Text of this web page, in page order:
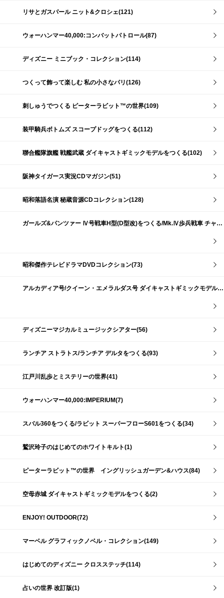
リサとガスパール ニット&クロシェ(121)
ウォーハンマー40,000:コンバットパトロール(87)
ディズニー ミニブック・コレクション(114)
つくって飾って楽しむ 私の小さなパリ(126)
刺しゅうでつくる ピーターラビット™の世界(109)
装甲騎兵ボトムズ スコープドッグをつくる(112)
聯合艦隊旗艦 戦艦武蔵 ダイキャストギミックモデルをつくる(102)
阪神タイガース実況CDマガジン(51)
昭和落語名演 秘蔵音源CDコレクション(128)
ガールズ&パンツァー Ⅳ号戦車H型(D型改)をつくる/Mk.Ⅳ歩兵戦車 チャーチルMk.Ⅶをつくる(191)
昭和傑作テレビドラマDVDコレクション(73)
アルカディア号/クイーン・エメラルダス号 ダイキャストギミックモデルをつくる(159)
ディズニーマジカルミュージックシアター(56)
ランチア ストラトス/ランチア デルタをつくる(93)
江戸川乱歩とミステリーの世界(41)
ウォーハンマー40,000:IMPERIUM(7)
スバル360をつくる/ラビット スーパーフローS601をつくる(34)
鷲沢玲子のはじめてのホワイトキルト(1)
ピーターラビット™の世界 イングリッシュガーデン&ハウス(84)
空母赤城 ダイキャストギミックモデルをつくる(2)
ENJOY! OUTDOOR(72)
マーベル グラフィックノベル・コレクション(149)
はじめてのディズニー クロスステッチ(114)
占いの世界 改訂版(1)